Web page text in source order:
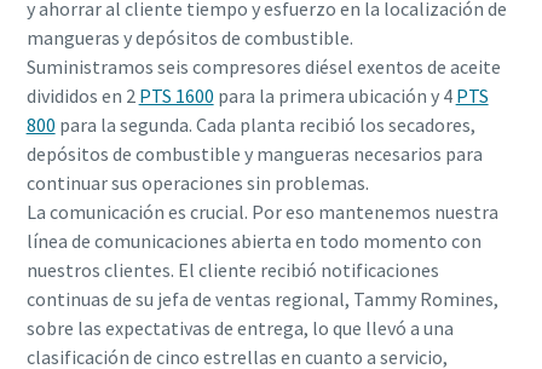
y ahorrar al cliente tiempo y esfuerzo en la localización de
mangueras y depósitos de combustible.
Suministramos seis compresores diésel exentos de aceite
divididos en 2 PTS 1600 para la primera ubicación y 4 PTS
800 para la segunda. Cada planta recibió los secadores,
depósitos de combustible y mangueras necesarios para
continuar sus operaciones sin problemas.
La comunicación es crucial. Por eso mantenemos nuestra
línea de comunicaciones abierta en todo momento con
nuestros clientes. El cliente recibió notificaciones
continuas de su jefa de ventas regional, Tammy Romines,
sobre las expectativas de entrega, lo que llevó a una
clasificación de cinco estrellas en cuanto a servicio,